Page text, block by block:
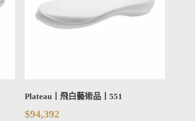
Plateau丨飛白藝術品丨551
$94,392